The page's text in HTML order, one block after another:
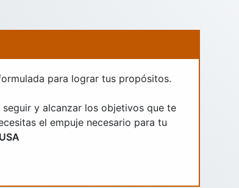
para lograr tus propósitos.
y alcanzar los objetivos que te
el empuje necesario para tu